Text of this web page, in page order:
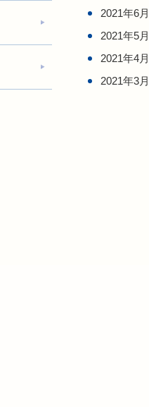
2021年6月
2021年5月
2021年4月
2021年3月